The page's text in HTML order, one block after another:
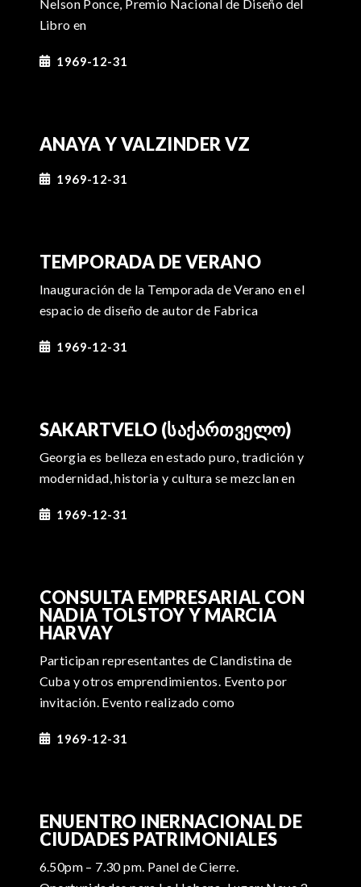
Nelson Ponce, Premio Nacional de Diseño del
Libro en
1969-12-31
ANAYA Y VALZINDER VZ
1969-12-31
TEMPORADA DE VERANO
Inauguración de la Temporada de Verano en el
espacio de diseño de autor de Fabrica
1969-12-31
SAKARTVELO (ᲡᲐᲥᲐᲠᲗᲕᲔᲚᲝ)
Georgia es belleza en estado puro, tradición y
modernidad, historia y cultura se mezclan en
1969-12-31
CONSULTA EMPRESARIAL CON
NADIA TOLSTOY Y MARCIA
HARVAY
Participan representantes de Clandistina de
Cuba y otros emprendimientos. Evento por
invitación. Evento realizado como
1969-12-31
ENUENTRO INERNACIONAL DE
CIUDADES PATRIMONIALES
6.50pm – 7.30 pm. Panel de Cierre.
d
a